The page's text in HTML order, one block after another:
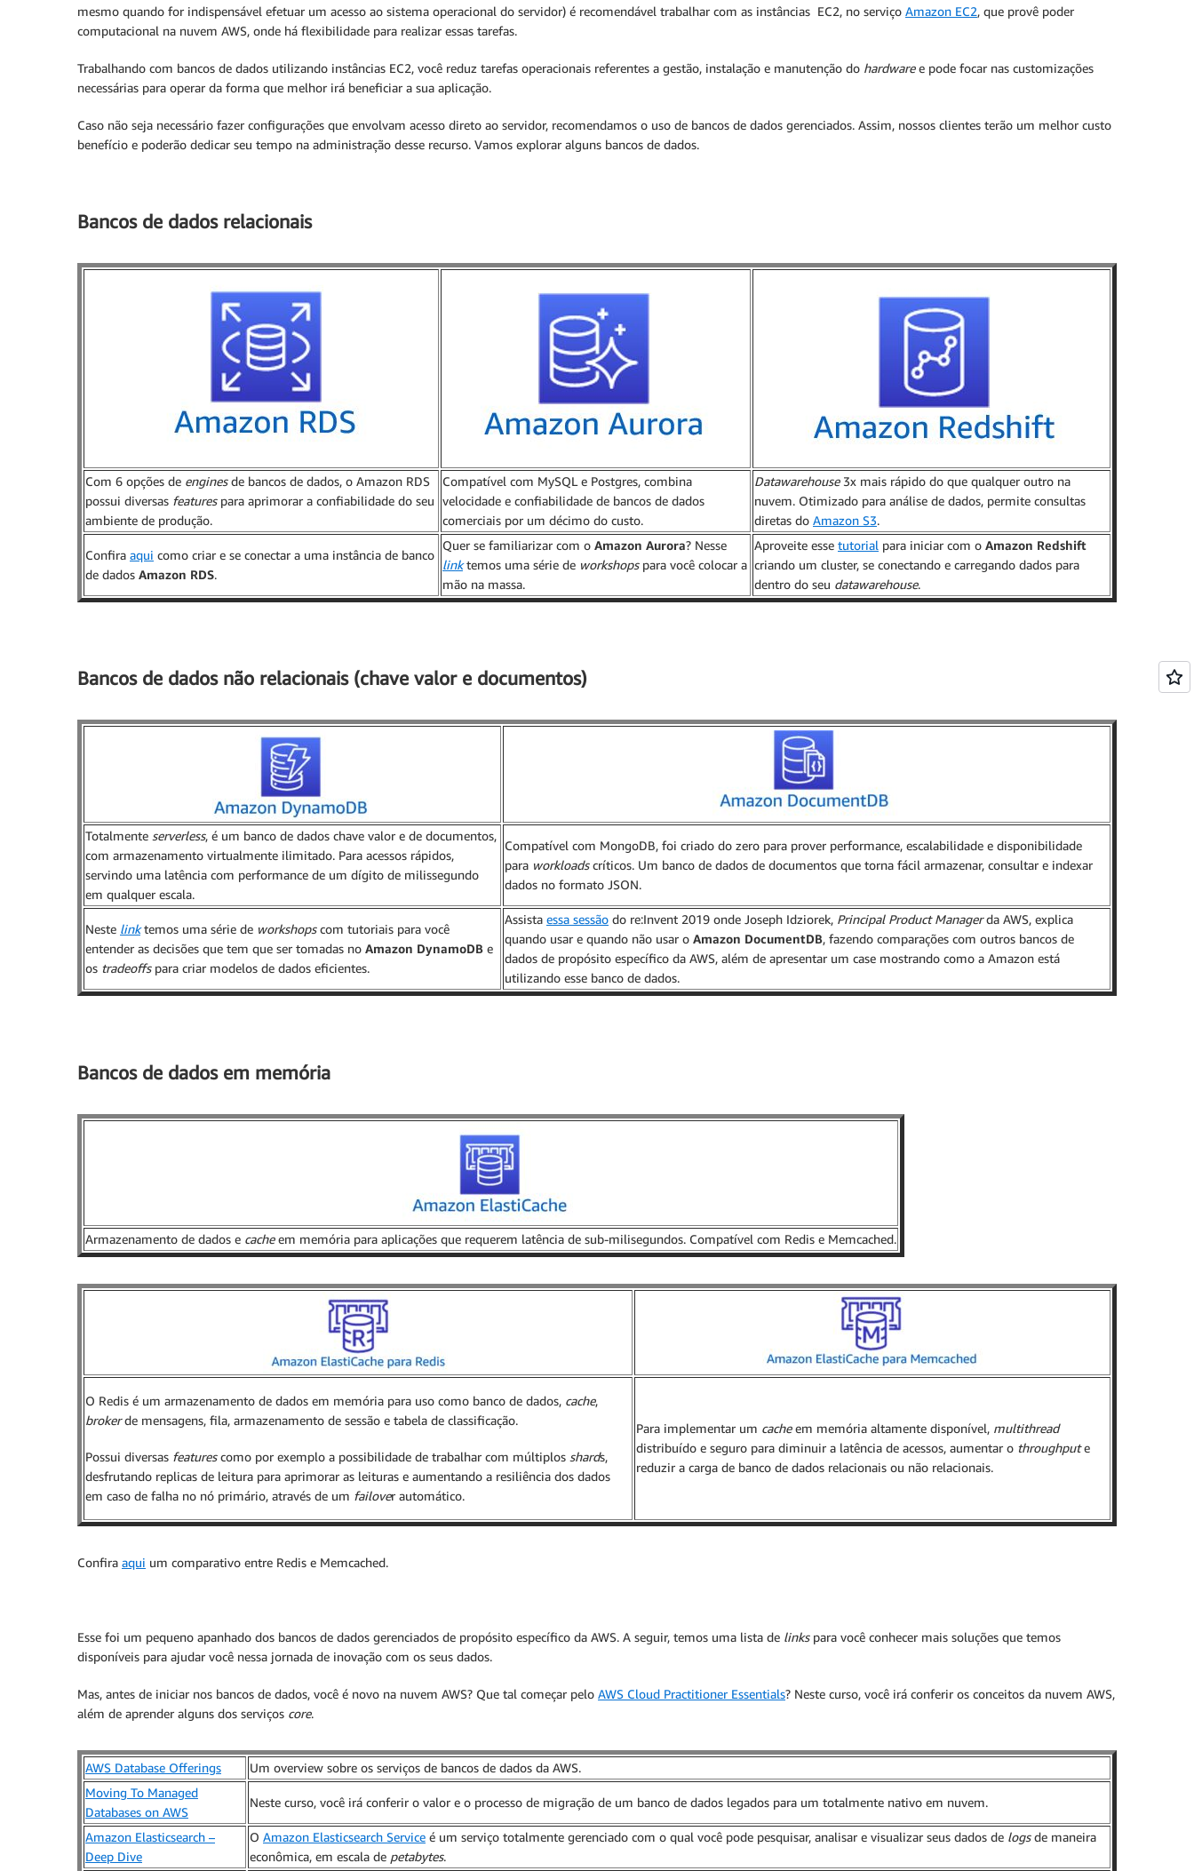
mesmo quando for indispensável efetuar um acesso ao sistema operacional do servidor) é recomendável trabalhar com as instâncias EC2, no serviço Amazon EC2, que provê poder
computacional na nuvem AWS, onde há flexibilidade para realizar essas tarefas.
Trabalhando com bancos de dados utilizando instâncias EC2, você reduz tarefas operacionais referentes a gestão, instalação e manutenção do hardwaree pode focar nas customizações
necessárias para operar da forma que melhor irá beneficiar a sua aplicação.
Caso não seja necessário fazer configurações que envolvam acesso direto ao servidor, recomendamos o uso de bancos de dados gerenciados. Assim, nossos clientes terão um melhor custo
benefício e poderão dedicar seu tempo na administração desse recurso. Vamos explorar alguns bancos de dados.
Bancos de dados relacionais
Com 6 opções de enginesde bancos de dados, o Amazon RDS
possui diversas featurespara aprimorar a confiabilidade do seu
ambiente de produção.
Compatível com MySQL e Postgres, combina
velocidade e confiabilidade de bancos de dados
comerciais por um décimo do custo.
Datawarehouse3x mais rápido do que qualquer outro na
nuvem. Otimizado para análise de dados, permite consultas
diretas do Amazon S3.
Confira aqui como criar e se conectar a uma instância de banco
de dados Amazon RDS.
Quer se familiarizar com o Amazon Aurora? Nesse
linktemos uma série de workshopspara você colocar a
mão na massa.
Aproveite esse tutorial para iniciar com o Amazon Redshift
criando um cluster, se conectando e carregando dados para
dentro do seu datawarehouse.
Bancos de dados não relacionais (chave valor e documentos)
Totalmente serverless, é um banco de dados chave valor e de documentos,
com armazenamento virtualmente ilimitado. Para acessos rápidos,
servindo uma latência com performance de um dígito de milissegundo
em qualquer escala.
Compatível com MongoDB, foi criado do zero para prover performance, escalabilidade e disponibilidade
para workloadscríticos. Um banco de dados de documentos que torna fácil armazenar, consultar e indexar
dados no formato JSON.
Neste linktemos uma série de workshopscom tutoriais para você
entender as decisões que tem que ser tomadas no Amazon DynamoDB e
os tradeoffspara criar modelos de dados eficientes.
Assista essa sessão do re:Invent 2019 onde Joseph Idziorek, Principal Product Managerda AWS, explica
quando usar e quando não usar o Amazon DocumentDB, fazendo comparações com outros bancos de
dados de propósito específico da AWS, além de apresentar um case mostrando como a Amazon está
utilizando esse banco de dados.
Bancos de dados em memória
Armazenamento de dados e cacheem memória para aplicações que requerem latência de sub-milisegundos. Compatível com Redis e Memcached.
O Redis é um armazenamento de dados em memória para uso como banco de dados, cache,
brokerde mensagens, fila, armazenamento de sessão e tabela de classificação.
Possui diversas featurescomo por exemplo a possibilidade de trabalhar com múltiplos shards,
desfrutando replicas de leitura para aprimorar as leituras e aumentando a resiliência dos dados
em caso de falha no nó primário, através de um failover automático.
Para implementar um cacheem memória altamente disponível, multithread
distribuído e seguro para diminuir a latência de acessos, aumentar o throughpute
reduzir a carga de banco de dados relacionais ou não relacionais.
Confira aqui um comparativo entre Redis e Memcached.
Esse foi um pequeno apanhado dos bancos de dados gerenciados de propósito específico da AWS. A seguir, temos uma lista de linkspara você conhecer mais soluções que temos
disponíveis para ajudar você nessa jornada de inovação com os seus dados.
Mas, antes de iniciar nos bancos de dados, você é novo na nuvem AWS? Que tal começar pelo AWS Cloud Practitioner Essentials? Neste curso, você irá conferir os conceitos da nuvem AWS,
além de aprender alguns dos serviços core.
AWS Database Offerings
Um overview sobre os serviços de bancos de dados da AWS.
Moving To Managed
Databases on AWS
Neste curso, você irá conferir o valor e o processo de migração de um banco de dados legados para um totalmente nativo em nuvem.
Amazon Elasticsearch –
Deep Dive
O Amazon Elasticsearch Service é um serviço totalmente gerenciado com o qual você pode pesquisar, analisar e visualizar seus dados de logsde maneira
econômica, em escala de petabytes.